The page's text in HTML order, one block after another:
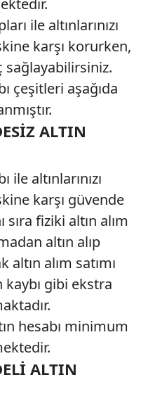
ile altınlarınızı
karşı korurken,
çeşitleri aşağıda
ALTIN
altınlarınızı
karşı güvende
fiziki altın alım
altın alıp
alım satımı
kaybı gibi ekstra
hesabı minimum
ALTIN